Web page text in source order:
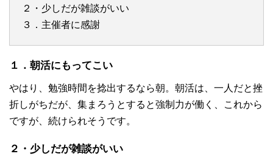
２・少しだが雑談がいい
３．主催者に感謝
１．朝活にもってこい
やはり、勉強時間を捻出するなら朝。朝活は、一人だと挫
折しがちだが、集まろうとすると強制力が働く、これから
ですが、続けられそうです。
２・少しだが雑談がいい